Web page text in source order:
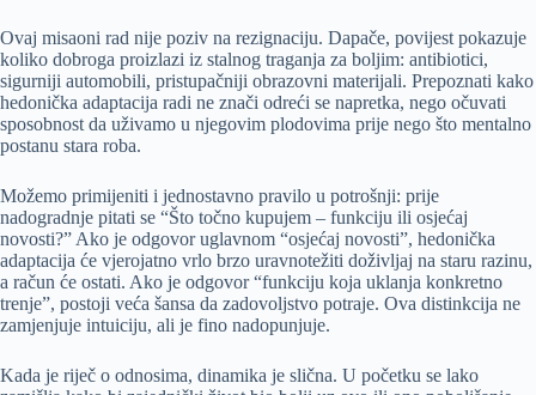
Ovaj misaoni rad nije poziv na rezignaciju. Dapače, povijest pokazuje
koliko dobroga proizlazi iz stalnog traganja za boljim: antibiotici,
sigurniji automobili, pristupačniji obrazovni materijali. Prepoznati kako
hedonička adaptacija radi ne znači odreći se napretka, nego očuvati
sposobnost da uživamo u njegovim plodovima prije nego što mentalno
postanu stara roba.
Možemo primijeniti i jednostavno pravilo u potrošnji: prije
nadogradnje pitati se “Što točno kupujem – funkciju ili osjećaj
novosti?” Ako je odgovor uglavnom “osjećaj novosti”, hedonička
adaptacija će vjerojatno vrlo brzo uravnotežiti doživljaj na staru razinu,
a račun će ostati. Ako je odgovor “funkciju koja uklanja konkretno
trenje”, postoji veća šansa da zadovoljstvo potraje. Ova distinkcija ne
zamjenjuje intuiciju, ali je fino nadopunjuje.
Kada je riječ o odnosima, dinamika je slična. U početku se lako